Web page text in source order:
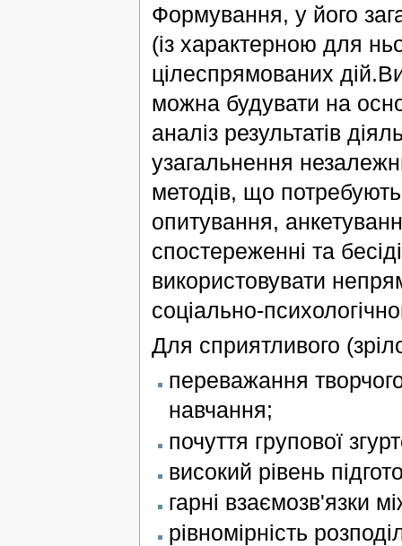
Формування, у його
(із характерною для
цілеспрямованих
можна будувати на
аналіз результатів
узагальнення
методів, що потребують
опитування,
спостереженні та
використовувати
соціально-
Для сприятливого
переважання
навчання;
почуття групової
високий рівень
гарні взаємозв'язки
рівномірність